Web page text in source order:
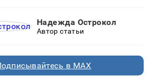
Надежда Острокол
Автор статьи
в MAX